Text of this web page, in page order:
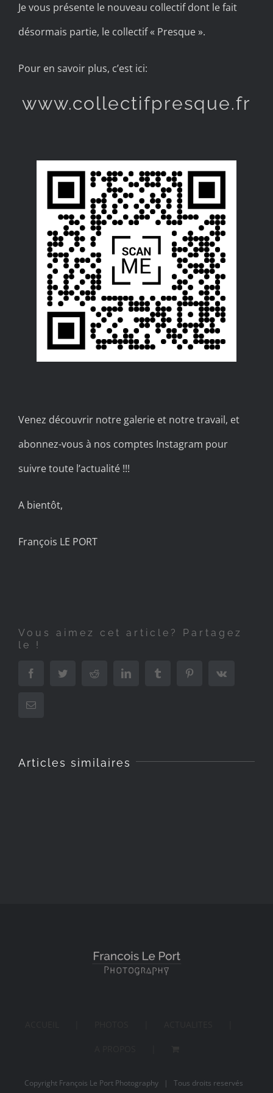
Je vous présente le nouveau collectif dont le fait
désormais partie, le collectif « Presque ».
Pour en savoir plus, c’est ici:
www.collectifpresque.fr
Venez découvrir notre galerie et notre travail, et
abonnez-vous à nos comptes Instagram pour
suivre toute l’actualité !!!
A bientôt,
François LE PORT
Vous aimez cet article? Partagez
le !
Facebook Twitter Reddit LinkedIn Tumblr PinterestVk
Email
Articles similaires
Copyright François Le Port Photography | Tous droits reservés